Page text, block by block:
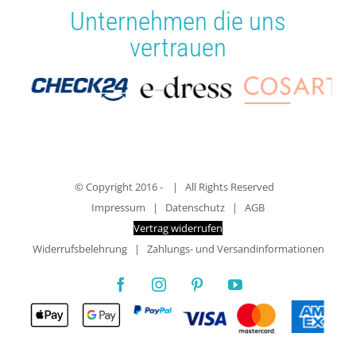
Unternehmen die uns
vertrauen
© Copyright 2016 -
| All Rights Reserved
Impressum | Datenschutz | AGB
Vertrag widerrufen
Widerrufsbelehrung| Zahlungs- und Versandinformationen